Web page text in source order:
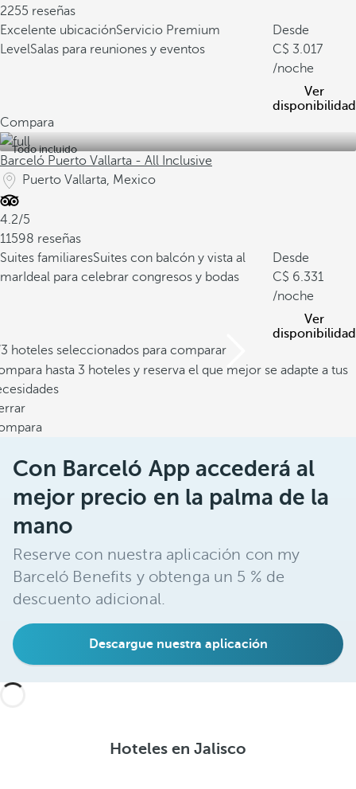
2255 reseñas
Excelente ubicaciónServicio Premium
LevelSalas para reuniones y eventos
Desde
3.017
/noche
Ver
disponibilidad
Compara
Todo incluido
Barceló Puerto Vallarta - All Inclusive
Puerto Vallarta, Mexico
4.2/5
11598 reseñas
Suites familiaresSuites con balcón y vista al
mar Ideal para celebrar congresos y bodas
Desde
6.331
/noche
Ver
disponibilidad
hoteles seleccionados para comparar
hasta 3 hoteles y reserva el que mejor se adapte a tus
Con Barceló App accederá al
mejor precio en la palma de la
mano
Reserve con nuestra aplicación con my
Barceló Benefits y obtenga un 5 % de
descuento adicional.
Descargue nuestra aplicación
Hoteles en Jalisco